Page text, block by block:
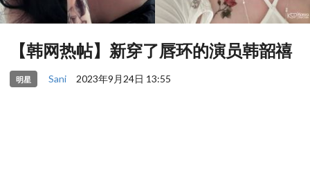
【韩网热帖】新穿了唇环的演员韩韶禧
明星 Sani 2023年9月24日 13:55